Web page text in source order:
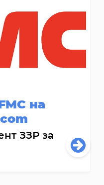
на
ЗЗР за